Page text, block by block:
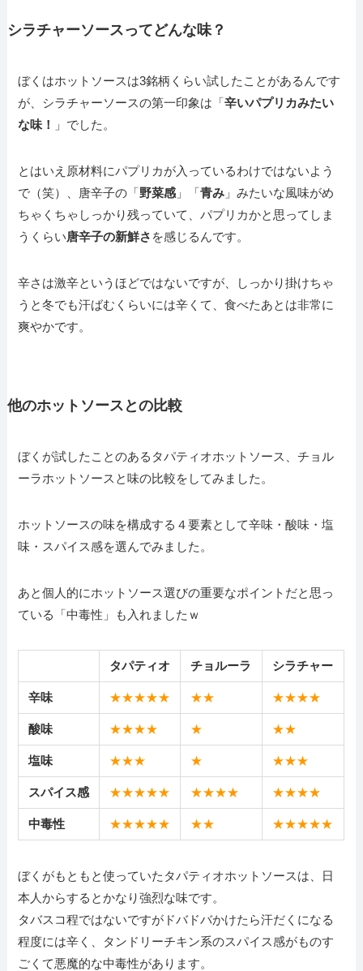
シラチャーソースってどんな味？
ぼくはホットソースは3銘柄くらい試したことがあるんです
が、シラチャーソースの第一印象は「辛いパプリカみたい
な味！
」でした。
とはいえ原材料にパプリカが入っているわけではないよう
で（笑）、唐辛子の「野菜感 」「青み 」みたいな風味がめ
ちゃくちゃしっかり残っていて、パプリカかと思ってしま
うくらい唐辛子の新鮮さ を感じるんです。
辛さは激辛というほどではないですが、しっかり掛けちゃ
うと冬でも汗ばむくらいには辛くて、食べたあとは非常に
爽やかです。
他のホットソースとの比較
ぼくが試したことのあるタパティオホットソース、チョル
ーラホットソースと味の比較をしてみました。
ホットソースの味を構成する４要素として辛味・酸味・塩
味・スパイス感を選んでみました。
あと個人的にホットソース選びの重要なポイントだと思っ
ている「中毒性」も入れましたｗ
タパティオ チョルーラ シラチャー
辛味 ★★★★★ ★★ ★★★★
酸味 ★★★★ ★ ★★
塩味 ★★★ ★ ★★★
スパイス感 ★★★★★ ★★★★ ★★★★
中毒性 ★★★★★ ★★ ★★★★★
ぼくがもともと使っていたタパティオホットソースは、日
本人からするとかなり強烈な味です。
タバスコ程ではないですがドバドバかけたら汗だくになる
程度には辛く、タンドリーチキン系のスパイス感がものす
ごくて悪魔的な中毒性があります。